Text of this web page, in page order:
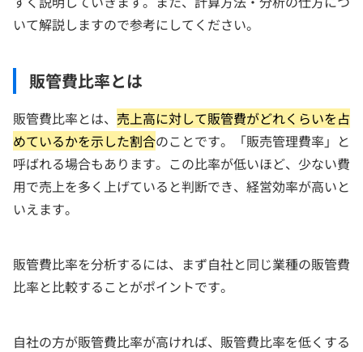
いて解説しますので参考にしてください。
販管費比率とは
販管費比率とは、 売上高に対して販管費がどれくらいを占
めているかを示した割合のことです。「販売管理費率」と
呼ばれる場合もあります。この比率が低いほど、少ない費
用で売上を多く上げていると判断でき、経営効率が高いと
いえます。
販管費比率を分析するには、まず自社と同じ業種の販管費
比率と比較することがポイントです。
自社の方が販管費比率が高ければ、販管費比率を低くする